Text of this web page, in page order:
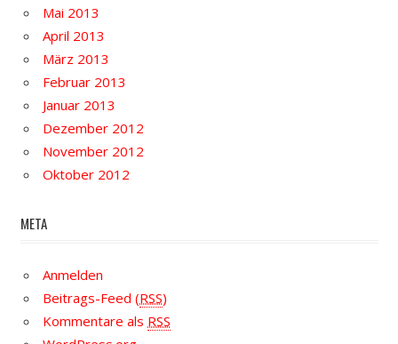
Mai 2013
April 2013
März 2013
Februar 2013
Januar 2013
Dezember 2012
November 2012
Oktober 2012
META
Anmelden
Beitrags-Feed (RSS)
Kommentare als RSS